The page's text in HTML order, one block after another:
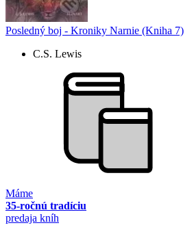
Posledný boj - Kroniky Narnie (Kniha 7)
C.S. Lewis
Máme
35-ročnú tradíciu
predaja kníh